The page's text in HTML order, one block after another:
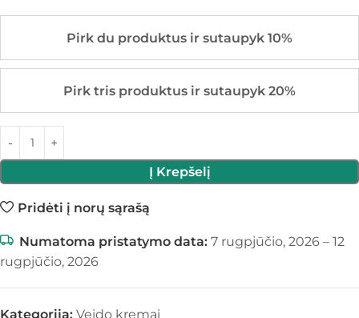
Pirk du produktus ir sutaupyk 10%
Pirk tris produktus ir sutaupyk 20%
Į Krepšelį
Pridėti į norų sąrašą
Numatoma pristatymo data: 7 rugpjūčio, 2026 – 12
rugpjūčio, 2026
Kategorija: Veido kremai